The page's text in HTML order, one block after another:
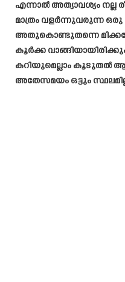
എന്നാൽ അത്യാവശ്യം നല്ല
മാത്രം വളർന്നുവരുന്ന
അതുകൊണ്ടുതന്നെ
കൂർക്ക
കറിയുമെല്ലാം കൂടുതൽ
അതേസമയം ഒട്ടും